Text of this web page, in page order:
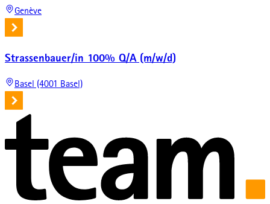
Genève
Strassenbauer/in 100% Q/A (m/w/d)
Basel (4001 Basel)